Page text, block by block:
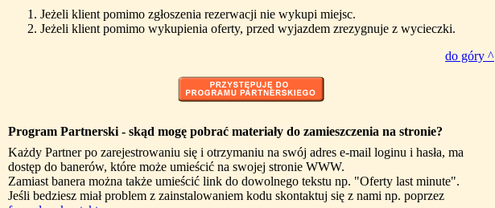
Jeżeli klient pomimo zgłoszenia rezerwacji nie wykupi miejsc.
Jeżeli klient pomimo wykupienia oferty, przed wyjazdem zrezygnuje z wycieczki.
do góry ^
Program Partnerski - skąd mogę pobrać materiały do zamieszczenia na stronie?
Każdy Partner po zarejestrowaniu się i otrzymaniu na swój adres e-mail loginu i hasła, ma
dostęp do banerów, które może umieścić na swojej stronie WWW.
Zamiast banera można także umieścić link do dowolnego tekstu np. "Oferty last minute".
Jeśli bedziesz miał problem z zainstalowaniem kodu skontaktuj się z nami np. poprzez